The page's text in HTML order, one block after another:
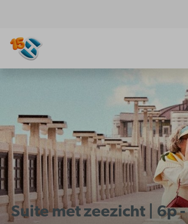
Suite met zeezicht | 6p